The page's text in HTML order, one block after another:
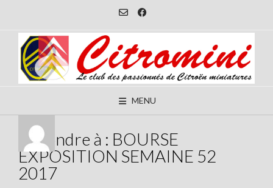
content
MENU
Répondre à : BOURSE
EXPOSITION SEMAINE 52
2017